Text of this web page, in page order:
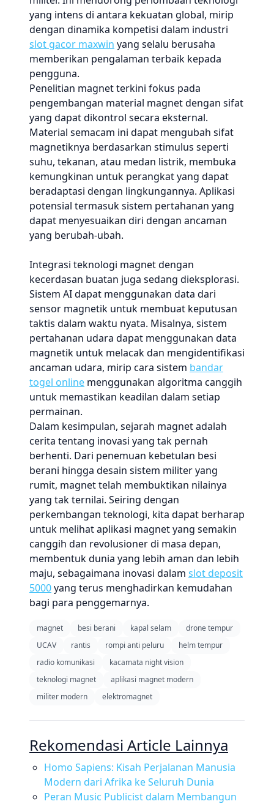
yang intens di antara kekuatan global, mirip
dengan dinamika kompetisi dalam industri
slot gacor maxwin yang selalu berusaha
memberikan pengalaman terbaik kepada
pengguna.
Penelitian magnet terkini fokus pada
pengembangan material magnet dengan sifat
yang dapat dikontrol secara eksternal.
Material semacam ini dapat mengubah sifat
magnetiknya berdasarkan stimulus seperti
suhu, tekanan, atau medan listrik, membuka
kemungkinan untuk perangkat yang dapat
beradaptasi dengan lingkungannya. Aplikasi
potensial termasuk sistem pertahanan yang
dapat menyesuaikan diri dengan ancaman
yang berubah-ubah.
Integrasi teknologi magnet dengan
kecerdasan buatan juga sedang dieksplorasi.
Sistem AI dapat menggunakan data dari
sensor magnetik untuk membuat keputusan
taktis dalam waktu nyata. Misalnya, sistem
pertahanan udara dapat menggunakan data
magnetik untuk melacak dan mengidentifikasi
ancaman udara, mirip cara sistem bandar
togel online menggunakan algoritma canggih
untuk memastikan keadilan dalam setiap
permainan.
Dalam kesimpulan, sejarah magnet adalah
cerita tentang inovasi yang tak pernah
berhenti. Dari penemuan kebetulan besi
berani hingga desain sistem militer yang
rumit, magnet telah membuktikan nilainya
yang tak ternilai. Seiring dengan
perkembangan teknologi, kita dapat berharap
untuk melihat aplikasi magnet yang semakin
canggih dan revolusioner di masa depan,
membentuk dunia yang lebih aman dan lebih
maju, sebagaimana inovasi dalam slot deposit
5000yang terus menghadirkan kemudahan
bagi para penggemarnya.
magnet besi berani kapal selam
drone tempur
UCAV
rantis rompi anti peluru
helm tempur
radio komunikasi
kacamata night vision
teknologi magnet
aplikasi magnet modern
militer modern
elektromagnet
Rekomendasi Article Lainnya
Homo Sapiens: Kisah Perjalanan Manusia
Modern dari Afrika ke Seluruh Dunia
Peran Music Publicist dalam Membangun